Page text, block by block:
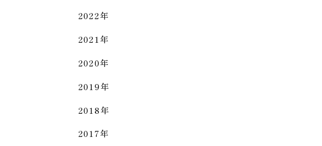
2022年
2021年
2020年
2019年
2018年
2017年